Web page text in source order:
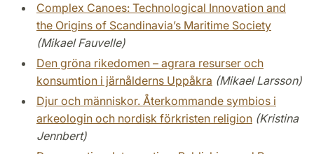
Complex Canoes: Technological Innovation and
the Origins of Scandinavia’s Maritime Society
(Mikael Fauvelle)
Den gröna rikedomen – agrara resurser och
konsumtion i järnålderns Uppåkra (Mikael Larsson)
Djur och människor. Återkommande symbios i
arkeologin och nordisk förkristen religion (Kristina
Jennbert)